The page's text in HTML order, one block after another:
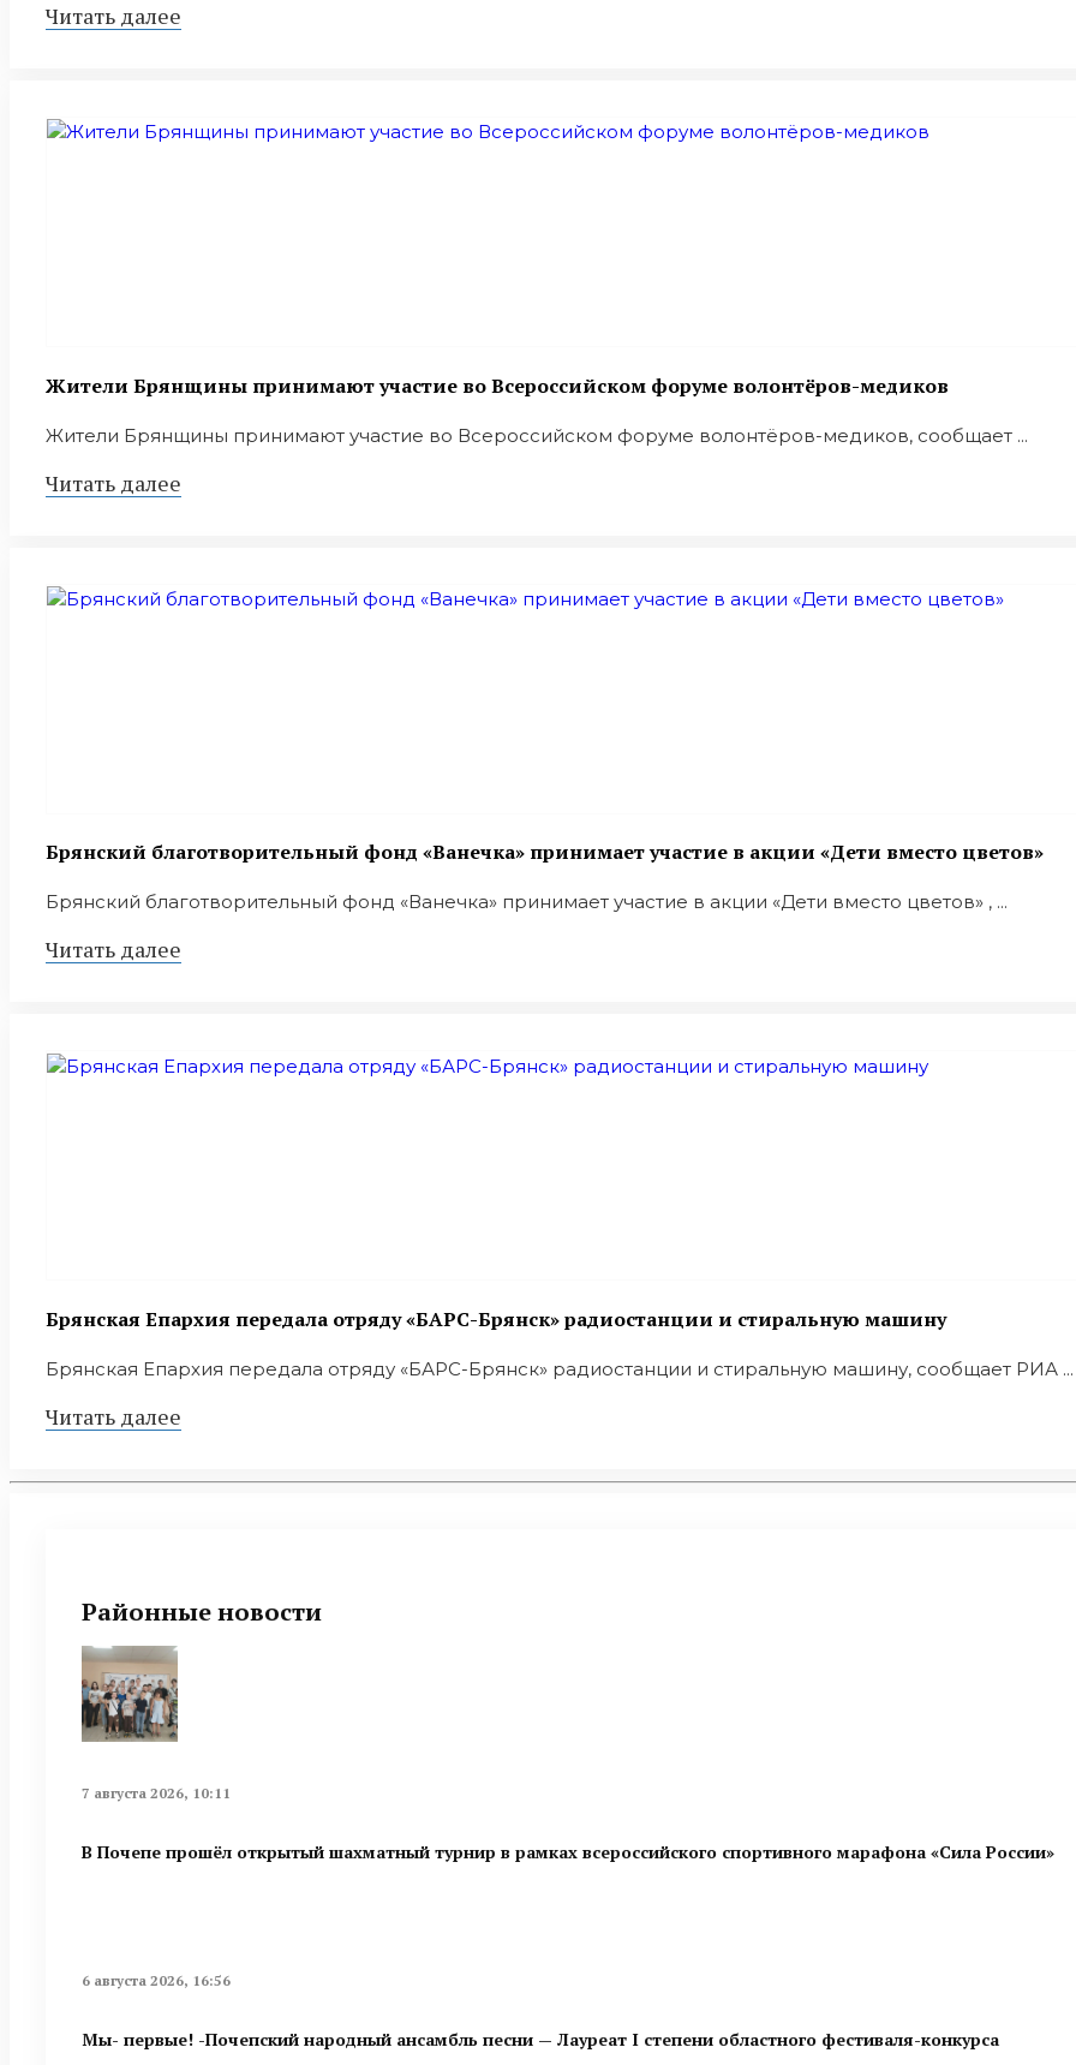
Читать далее
Жители Брянщины принимают участие во Всероссийском форуме волонтёров-медиков
Жители Брянщины принимают участие во Всероссийском форуме волонтёров-медиков, сообщает ...
Читать далее
Брянский благотворительный фонд «Ванечка» принимает участие в акции «Дети вместо цветов»
Брянский благотворительный фонд «Ванечка» принимает участие в акции «Дети вместо цветов» , ...
Читать далее
Брянская Епархия передала отряду «БАРС-Брянск» радиостанции и стиральную машину
Брянская Епархия передала отряду «БАРС-Брянск» радиостанции и стиральную машину, сообщает РИА ...
Читать далее
Районные новости
7 августа 2026, 10:11
В Почепе прошёл открытый шахматный турнир в рамках всероссийского спортивного марафона «Сила России»
6 августа 2026, 16:56
Мы- первые! -Почепский народный ансамбль песни — Лауреат I степени областного фестиваля-конкурса